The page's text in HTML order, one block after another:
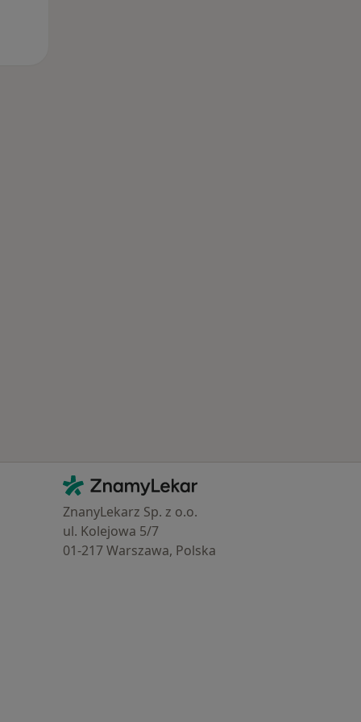
Kontakt
ZnamyLekar - Hlavní stránka
ZnanyLekarz Sp. z o.o.
ul. Kolejowa 5/7
01-217 Warszawa, Polska